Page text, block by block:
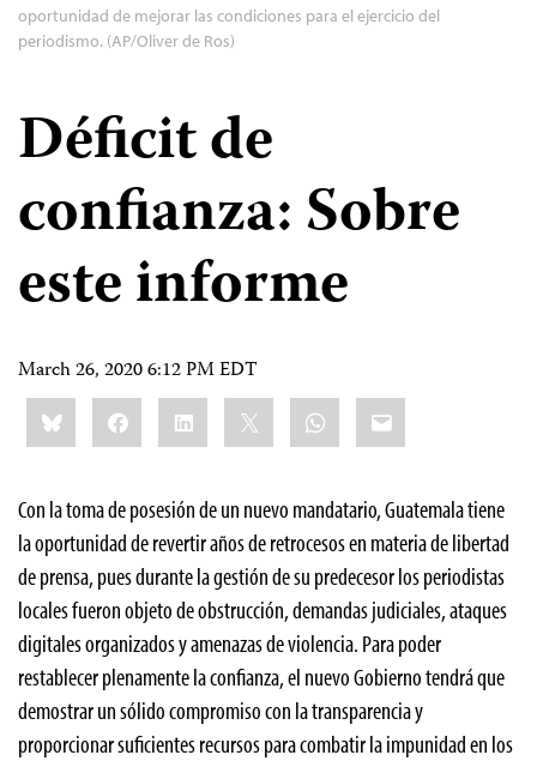
oportunidad de mejorar las condiciones para el ejercicio del
periodismo. (AP/Oliver de Ros)
Déficit de
confianza: Sobre
este informe
March 26, 2020 6:12 PM EDT
Share
this:BlueskyFacebookLinkedIn WhatsApp
Email
Con la toma de posesión de un nuevo mandatario, Guatemala tiene
la oportunidad de revertir años de retrocesos en materia de libertad
de prensa, pues durante la gestión de su predecesor los periodistas
locales fueron objeto de obstrucción, demandas judiciales, ataques
digitales organizados y amenazas de violencia. Para poder
restablecer plenamente la confianza, el nuevo Gobierno tendrá que
demostrar un sólido compromiso con la transparencia y
proporcionar suficientes recursos para combatir la impunidad en los